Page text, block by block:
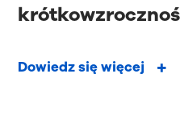
Dowiedz się więcej